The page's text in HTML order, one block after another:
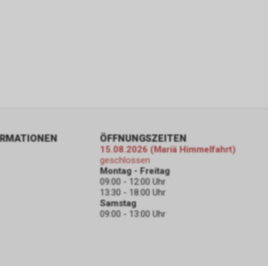
ÖFFNUNGSZEITEN
15.08.2026 (Mariä Himmelfahrt)
geschlossen
Montag - Freitag
09:00 - 12:00 Uhr
13:30 - 18:00 Uhr
Samstag
09:00 - 13:00 Uhr
über eine
der
Für
AdWords
einen
4, Irland,
Art. 6